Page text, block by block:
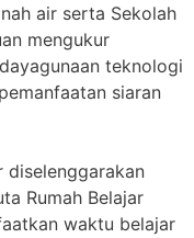
air serta Sekolah
mengukur
teknologi
siaran
diselenggarakan
Rumah Belajar
waktu belajar